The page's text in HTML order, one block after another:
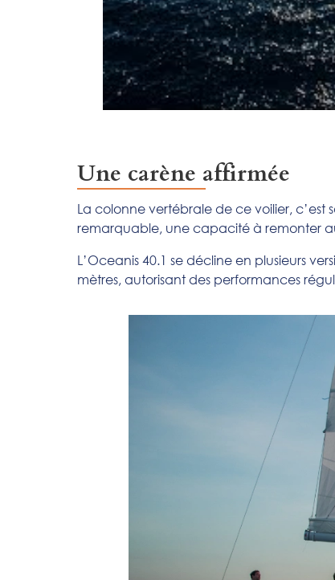
Une carène affirmée
La colonne vertébrale de ce voilier, c’est
remarquable, une capacité à remonter
L’Oceanis 40.1 se décline en plusieurs
mètres, autorisant des performances